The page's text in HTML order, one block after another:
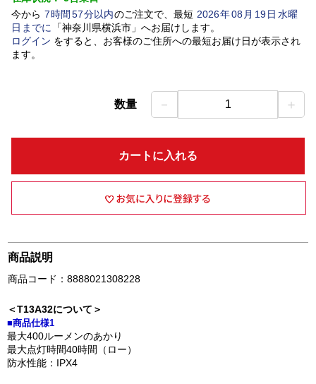
今から 7時間 57分以内のご注文で、最短 2026年08 月 19日水曜
日 までに 「神奈川県横浜市」 へお届けします。
ログイン をすると、お客様のご住所への最短お届け日が表示され
ます。
数量 － 1 ＋
カートに入れる
商品説明
商品コード：8888021308228
＜T13A32について＞
■商品仕様1
最大400ルーメンのあかり
最大点灯時間40時間（ロー）
防水性能：IPX4